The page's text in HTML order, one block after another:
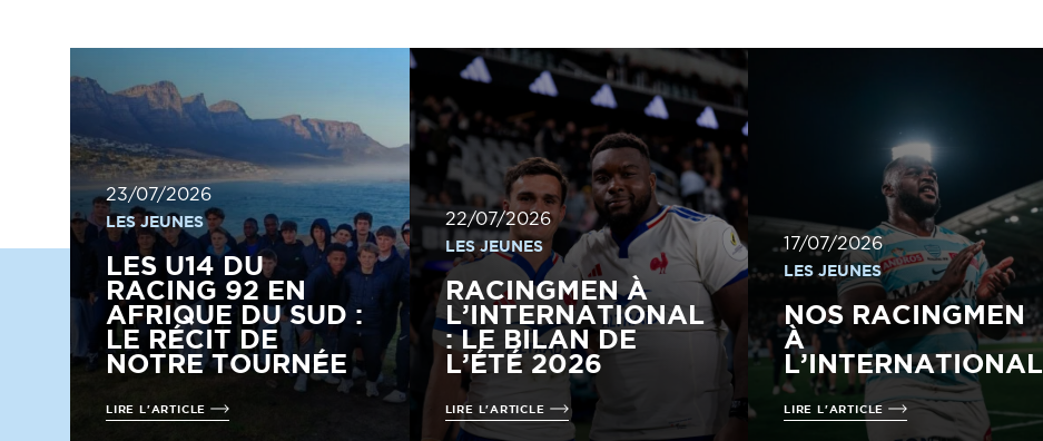
23/07/2026
LES JEUNES
LES U14 DU
RACING 92 EN
AFRIQUE DU SUD :
LE RÉCIT DE
NOTRE TOURNÉE
LIRE L'ARTICLE
22/07/2026
LES JEUNES
RACINGMEN À
L’INTERNATIONAL
: LE BILAN DE
L’ÉTÉ 2026
LIRE L'ARTICLE
17/07/2026
LES JEUNES
NOS RACINGMEN
À
L’INTERNATIONAL
LIRE L'ARTICLE